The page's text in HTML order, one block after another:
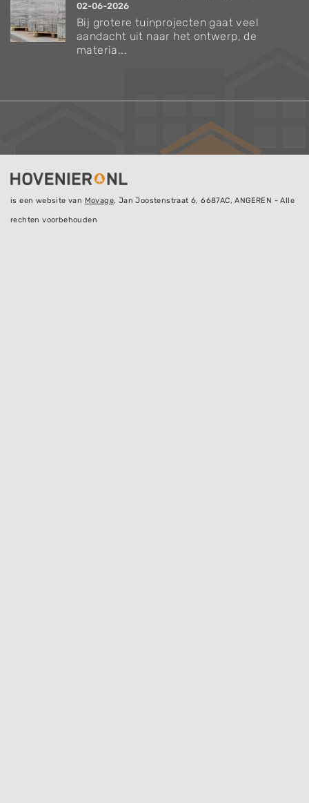
02-06-2026
Bij grotere tuinprojecten gaat veel
aandacht uit naar het ontwerp, de
materia...
is een website van Movage, Jan Joostenstraat 6, 6687AC, ANGEREN - Alle
rechten voorbehouden